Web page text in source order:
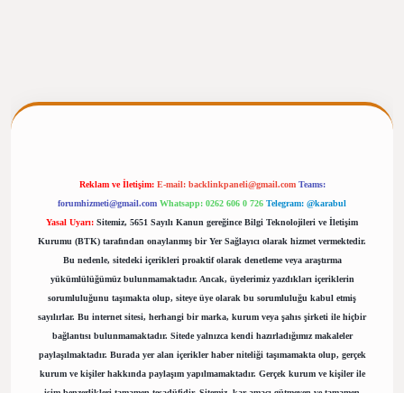
Reklam ve İletişim: E-mail: backlinkpaneli@gmail.com Teams:
forumhizmeti@gmail.com Whatsapp: 0262 606 0 726 Telegram: @karabul
Yasal Uyarı: Sitemiz, 5651 Sayılı Kanun gereğince Bilgi Teknolojileri ve İletişim
Kurumu (BTK) tarafından onaylanmış bir Yer Sağlayıcı olarak hizmet vermektedir.
Bu nedenle, sitedeki içerikleri proaktif olarak denetleme veya araştırma
yükümlülüğümüz bulunmamaktadır. Ancak, üyelerimiz yazdıkları içeriklerin
sorumluluğunu taşımakta olup, siteye üye olarak bu sorumluluğu kabul etmiş
sayılırlar. Bu internet sitesi, herhangi bir marka, kurum veya şahıs şirketi ile hiçbir
bağlantısı bulunmamaktadır. Sitede yalnızca kendi hazırladığımız makaleler
paylaşılmaktadır. Burada yer alan içerikler haber niteliği taşımamakta olup, gerçek
kurum ve kişiler hakkında paylaşım yapılmamaktadır. Gerçek kurum ve kişiler ile